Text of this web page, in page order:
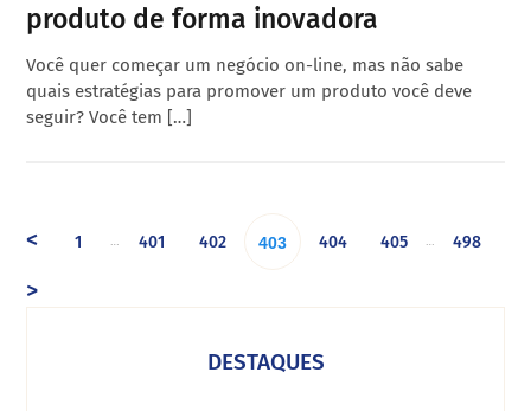
produto de forma inovadora
Você quer começar um negócio on-line, mas não sabe
quais estratégias para promover um produto você deve
seguir? Você tem […]
< 1 … 401 402 403 404 405 … 498
>
DESTAQUES